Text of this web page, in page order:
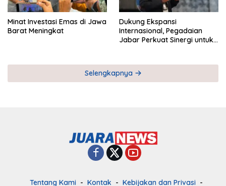
Minat Investasi Emas di Jawa
Barat Meningkat
Dukung Ekspansi
Internasional, Pegadaian
Jabar Perkuat Sinergi untuk
Selengkapnya
Tentang Kami Kontak Kebijakan dan Privasi